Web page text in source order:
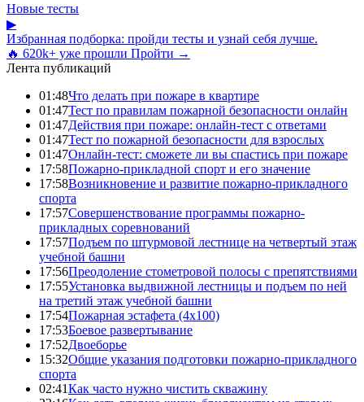
Новые тесты
▶
Избранная подборка: пройди тесты и узнай себя лучше.
🔥 620k+ уже прошли Пройти →
Лента публикаций
01:48Что делать при пожаре в квартире
01:47Тест по правилам пожарной безопасности онлайн
01:47Действия при пожаре: онлайн-тест с ответами
01:47Тест по пожарной безопасности для взрослых
01:47Онлайн-тест: сможете ли вы спастись при пожаре
17:58Пожарно-прикладной спорт и его значение
17:58Возникновение и развитие пожарно-прикладного
спорта
17:57Совершенствование программы пожарно-
прикладных соревнований
17:57Подъем по штурмовой лестнице на четвертый этаж
учебной башни
17:56Преодоление стометровой полосы с препятствиями
17:55Установка выдвижной лестницы и подъем по ней
на третий этаж учебной башни
17:54Пожарная эстафета (4x100)
17:53Боевое развертывание
17:52Двоеборье
15:32Общие указания подготовки пожарно-прикладного
спорта
02:41Как часто нужно чистить скважину